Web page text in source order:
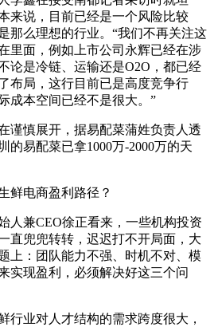
来说，目前已经是一个风险比较
那么理想的行业。“我们不再关注这
里面，例如上市公司永辉已经在涉
论是冷链、运输还是O2O，都已经
布局，这行目前已是高度竞争行
成本空间已经不是很大。”
慎展开，据易配菜蒲姓负责人透
的易配菜已拿1000万-2000万的天
电商盈利路径？
兼CEO徐正看来，一些机构投资
直兜兜转转，迟迟打不开局面，大
上：团队能力不强、时机不对、模
实现盈利，必须解决好这三个问
业对人才结构的需求跨度很大，